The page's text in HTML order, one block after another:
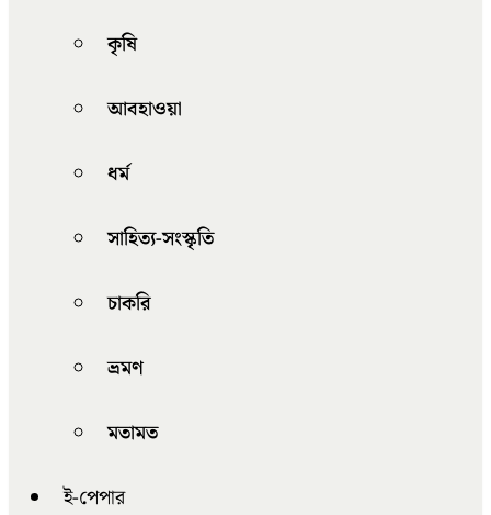
কৃষি
আবহাওয়া
ধর্ম
সাহিত্য-সংস্কৃতি
চাকরি
ভ্রমণ
মতামত
ই-পেপার